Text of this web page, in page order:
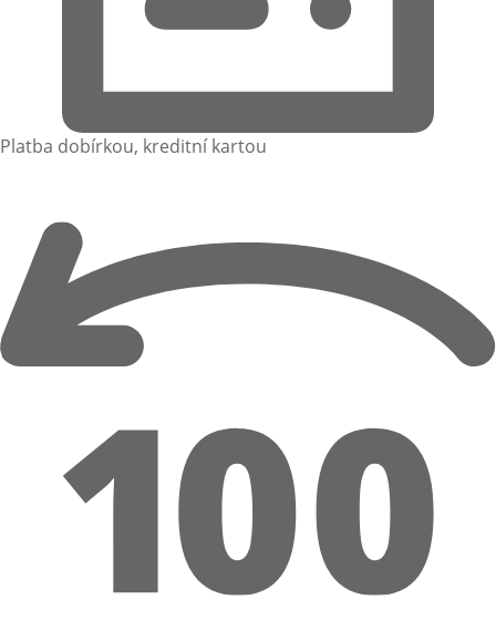
Platba dobírkou, kreditní kartou